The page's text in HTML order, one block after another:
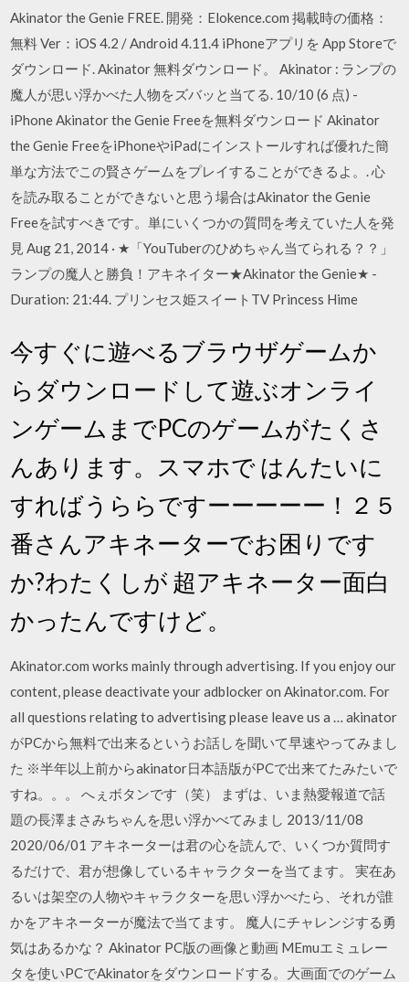
Akinator the Genie FREE. 開発：Elokence.com 掲載時の価格：
無料 Ver：iOS 4.2 / Android 4.11.4 iPhoneアプリを App Storeで
ダウンロード. Akinator 無料ダウンロード。 Akinator : ランプの
魔人が思い浮かべた人物をズバッと当てる. 10/10 (6 点) -
iPhone Akinator the Genie Freeを無料ダウンロード Akinator
the Genie FreeをiPhoneやiPadにインストールすれば優れた簡
単な方法でこの賢さゲームをプレイすることができるよ。. 心
を読み取ることができないと思う場合はAkinator the Genie
Freeを試すべきです。単にいくつかの質問を考えていた人を発
見 Aug 21, 2014 · ★「YouTuberのひめちゃん当てられる？？」
ランプの魔人と勝負！アキネイター★Akinator the Genie★ -
Duration: 21:44. プリンセス姫スイートTV Princess Hime
今すぐに遊べるブラウザゲームか
らダウンロードして遊ぶオンライ
ンゲームまでPCのゲームがたくさ
んあります。スマホで はんたいに
すればうららですーーーーー！２５
番さんアキネーターでお困りです
か?わたくしが 超アキネーター面白
かったんですけど。
Akinator.com works mainly through advertising. If you enjoy our
content, please deactivate your adblocker on Akinator.com. For
all questions relating to advertising please leave us a … akinator
がPCから無料で出来るというお話しを聞いて早速やってみまし
た ※半年以上前からakinator日本語版がPCで出来てたみたいで
すね。。。 へぇボタンです（笑） まずは、いま熱愛報道で話
題の長澤まさみちゃんを思い浮かべてみまし 2013/11/08
2020/06/01 アキネーターは君の心を読んで、いくつか質問す
るだけで、君が想像しているキャラクターを当てます。 実在あ
るいは架空の人物やキャラクターを思い浮かべたら、それが誰
かをアキネーターが魔法で当てます。 魔人にチャレンジする勇
気はあるかな？ Akinator PC版の画像と動画 MEmuエミュレー
タを使いPCでAkinatorをダウンロードする。大画面でのゲーム